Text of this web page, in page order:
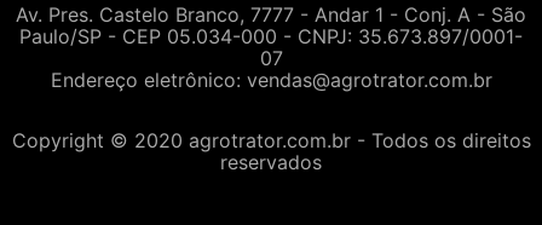
Av. Pres. Castelo Branco, 7777 - Andar 1 - Conj. A - São
Paulo/SP - CEP 05.034-000 - CNPJ: 35.673.897/0001-
07
Endereço eletrônico: vendas@agrotrator.com.br
Copyright © 2020 agrotrator.com.br - Todos os direitos
reservados